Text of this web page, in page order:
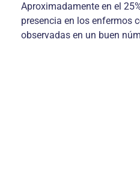
Aproximadamente en el
presencia en los enfermos
observadas en un buen